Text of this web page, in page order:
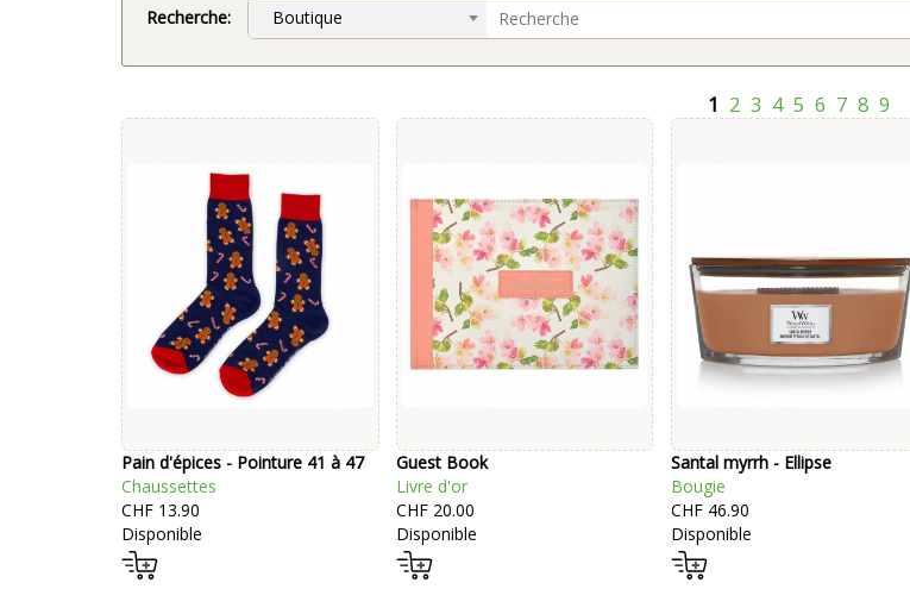
Recherche: Boutique
1 2 3 4 5 6 7 8 9
Pain d'épices - Pointure 41 à 47
Chaussettes
CHF 13.90
Disponible
Guest Book
Livre d'or
CHF 20.00
Disponible
Santal myrrh - Ellipse
Bougie
CHF 46.90
Disponible